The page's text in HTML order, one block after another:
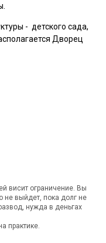
- детского сада,
Дворец
висит ограничение. Вы
не выйдет, пока долг не
нужда в деньгах
практике.